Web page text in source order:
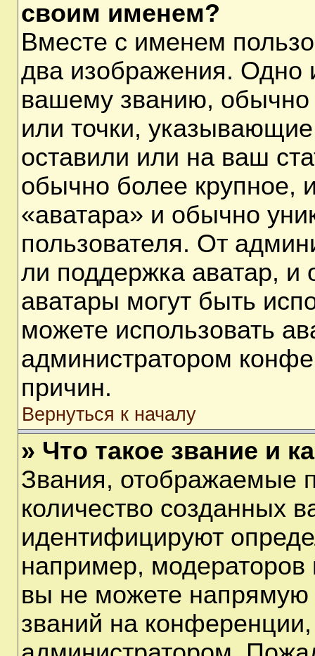
своим именем?
Вместе с именем
два изображения. Одно
вашему званию, обычно
или точки,
оставили или на ваш
обычно более крупное,
«аватара» и обычно
пользователя. От
ли поддержка аватар, и
аватары могут быть
можете использовать
администратором
причин.
Вернуться к началу
» Что такое звание и
Звания, отображаемые
количество созданных
идентифицируют
например,
вы не можете напрямую
званий на